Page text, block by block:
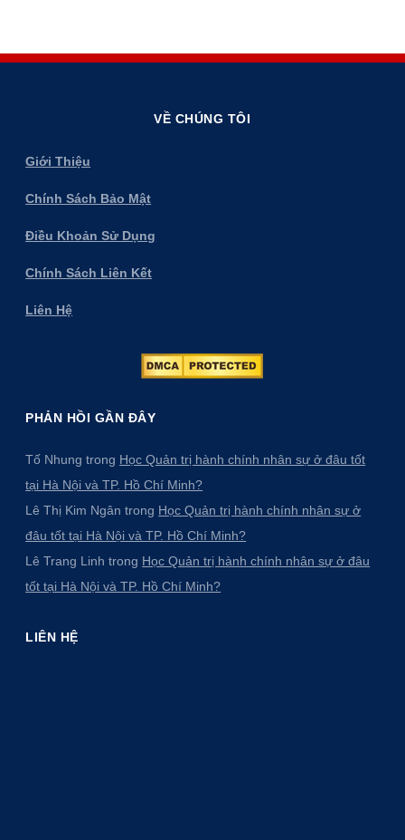
VỀ CHÚNG TÔI
Giới Thiệu
Chính Sách Bảo Mật
Điều Khoản Sử Dụng
Chính Sách Liên Kết
Liên Hệ
PHẢN HỒI GẦN ĐÂY
Tố Nhung trong Học Quản trị hành chính nhân sự ở đâu tốt
tại Hà Nội và TP. Hồ Chí Minh?
Lê Thị Kim Ngân trong Học Quản trị hành chính nhân sự ở
đâu tốt tại Hà Nội và TP. Hồ Chí Minh?
Lê Trang Linh trong Học Quản trị hành chính nhân sự ở đâu
tốt tại Hà Nội và TP. Hồ Chí Minh?
LIÊN HỆ